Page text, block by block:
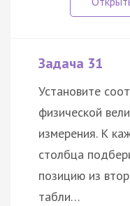
Задача 31
Установите
физической
измерения. К
столбца
позицию из
табли…